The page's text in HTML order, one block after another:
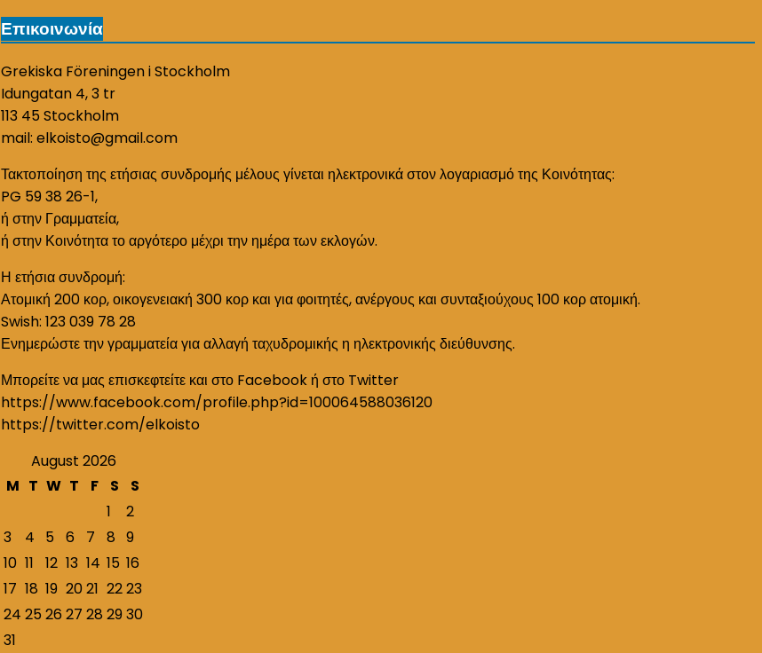
Επικοινωνία
Grekiska Föreningen i Stockholm
Idungatan 4, 3 tr
113 45 Stockholm
mail: elkoisto@gmail.com
Τακτοποίηση της ετήσιας συνδρομής μέλους γίνεται ηλεκτρονικά στον λογαριασμό της Κοινότητας:
PG 59 38 26-1,
ή στην Γραμματεία,
ή στην Κοινότητα το αργότερο μέχρι την ημέρα των εκλογών.
Η ετήσια συνδρομή:
Ατομική 200 κορ, οικογενειακή 300 κορ και για φοιτητές, ανέργους και συνταξιούχους 100 κορ ατομική.
Swish: 123 039 78 28
Ενημερώστε την γραμματεία για αλλαγή ταχυδρομικής η ηλεκτρονικής διεύθυνσης.
Μπορείτε να μας επισκεφτείτε και στο Facebook ή στο Twitter
https://www.facebook.com/profile.php?id=100064588036120
https://twitter.com/elkoisto
August 2026
M T W T F S
S
1
2
3
4 5 6 7 8 9
10 11 12 13 14 15 16
17 18 19 2021 2223
24 2526 27 28 2930
31